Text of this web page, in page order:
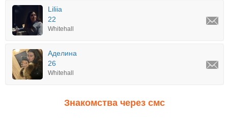
Liliia
22
Whitehall
Аделина
26
Whitehall
Знакомства через смс